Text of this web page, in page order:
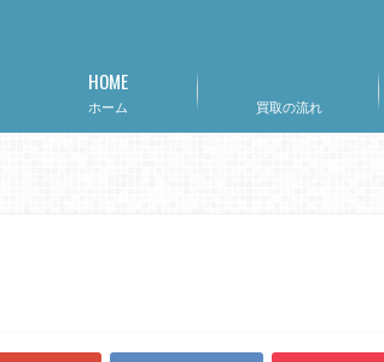
ホーム
HOME
買取の流れ